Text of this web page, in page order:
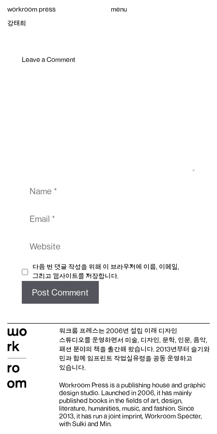
content
workroom press menu
강태희
Leave a Comment
다음 번 댓글 작성을 위해 이 브라우저에 이름, 이메일,
그리고 웹사이트를 저장합니다.
워크룸 프레스는 2006년 설립 이래 디자인
스튜디오를 운영하면서 미술, 디자인, 문학, 인문, 음악,
패션 분야의 책을 출간해 왔습니다. 2013년부터 슬기와
민과 함께 임프린트 작업실유령을 공동 운영하고
있습니다.
Workroom Press is a publishing house and graphic
design studio. Launched in 2006, it has mainly
published books in the fields of art, design,
literature, humanities, music, and fashion. Since
2013, it has run a joint imprint, Workroom Specter,
with Sulki and Min.